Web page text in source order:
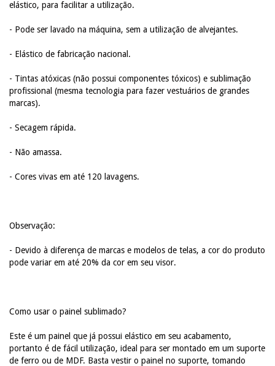
elástico, para facilitar a utilização.
- Pode ser lavado na máquina, sem a utilização de alvejantes.
- Elástico de fabricação nacional.
- Tintas atóxicas (não possui componentes tóxicos) e sublimação
profissional (mesma tecnologia para fazer vestuários de grandes
marcas).
- Secagem rápida.
- Não amassa.
- Cores vivas em até 120 lavagens.
Observação:
- Devido à diferença de marcas e modelos de telas, a cor do produto
pode variar em até 20% da cor em seu visor.
Como usar o painel sublimado?
Este é um painel que já possui elástico em seu acabamento,
portanto é de fácil utilização, ideal para ser montado em um suporte
de ferro ou de MDF. Basta vestir o painel no suporte, tomando